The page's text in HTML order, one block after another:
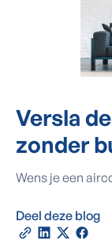
Versla
zonder
Wens je een
Deel deze blog